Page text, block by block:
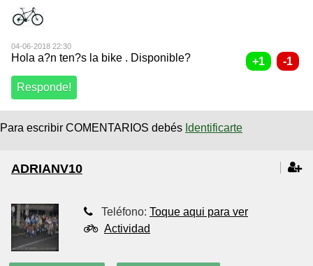
04-06-2018 22:30
Hola a?n ten?s la bike . Disponible?
Para escribir COMENTARIOS debés Identificarte
ADRIANV10
Teléfono: Toque aqui para ver
Actividad